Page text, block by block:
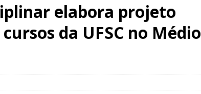
elabora projeto
da UFSC no Médio